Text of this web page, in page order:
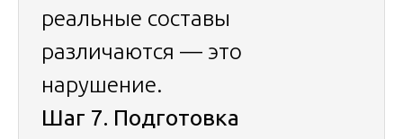
реальные составы
различаются — это
нарушение.
Шаг 7. Подготовка